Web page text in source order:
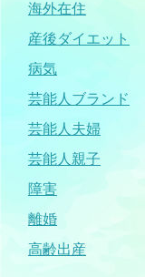
海外在住
産後ダイエット
病気
芸能人ブランド
芸能人夫婦
芸能人親子
障害
離婚
高齢出産